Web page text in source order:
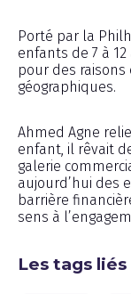
Porté par la
enfants de 7 à
pour des raisons
géographiques.
Ahmed Agne
enfant, il rêvait
galerie
aujourd’hui des
barrière
sens à
Les tags